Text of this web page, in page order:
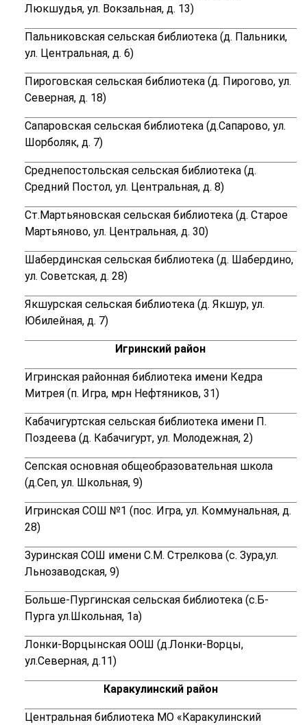
Люкшудья, ул. Вокзальная, д. 13)
Пальниковская сельская библиотека (д. Пальники,
ул. Центральная, д. 6)
Пироговская сельская библиотека (д. Пирогово, ул.
Северная, д. 18)
Сапаровская сельская библиотека (д.Сапарово, ул.
Шорболяк, д. 7)
Среднепостольская сельская библиотека (д.
Средний Постол, ул. Центральная, д. 8)
Ст.Мартьяновская сельская библиотека (д. Старое
Мартьяново, ул. Центральная, д. 30)
Шабердинская сельская библиотека (д. Шабердино,
ул. Советская, д. 28)
Якшурская сельская библиотека (д. Якшур, ул.
Юбилейная, д. 7)
Игринский район
Игринская районная библиотека имени Кедра
Митрея (п. Игра, мрн Нефтяников, 31)
Кабачигуртская сельская библиотека имени П.
Поздеева (д. Кабачигурт, ул. Молодежная, 2)
Сепская основная общеобразовательная школа
(д.Сеп, ул. Школьная, 9)
Игринская СОШ №1 (пос. Игра, ул. Коммунальная, д.
28)
Зуринская СОШ имени С.М. Стрелкова (с. Зура,ул.
Льнозаводская, 9)
Больше-Пургинская сельская библиотека (с.Б-
Пурга ул.Школьная, 1а)
Лонки-Ворцынская ООШ (д.Лонки-Ворцы,
ул.Северная, д.11)
Каракулинский район
Центральная библиотека МО «Каракулинский